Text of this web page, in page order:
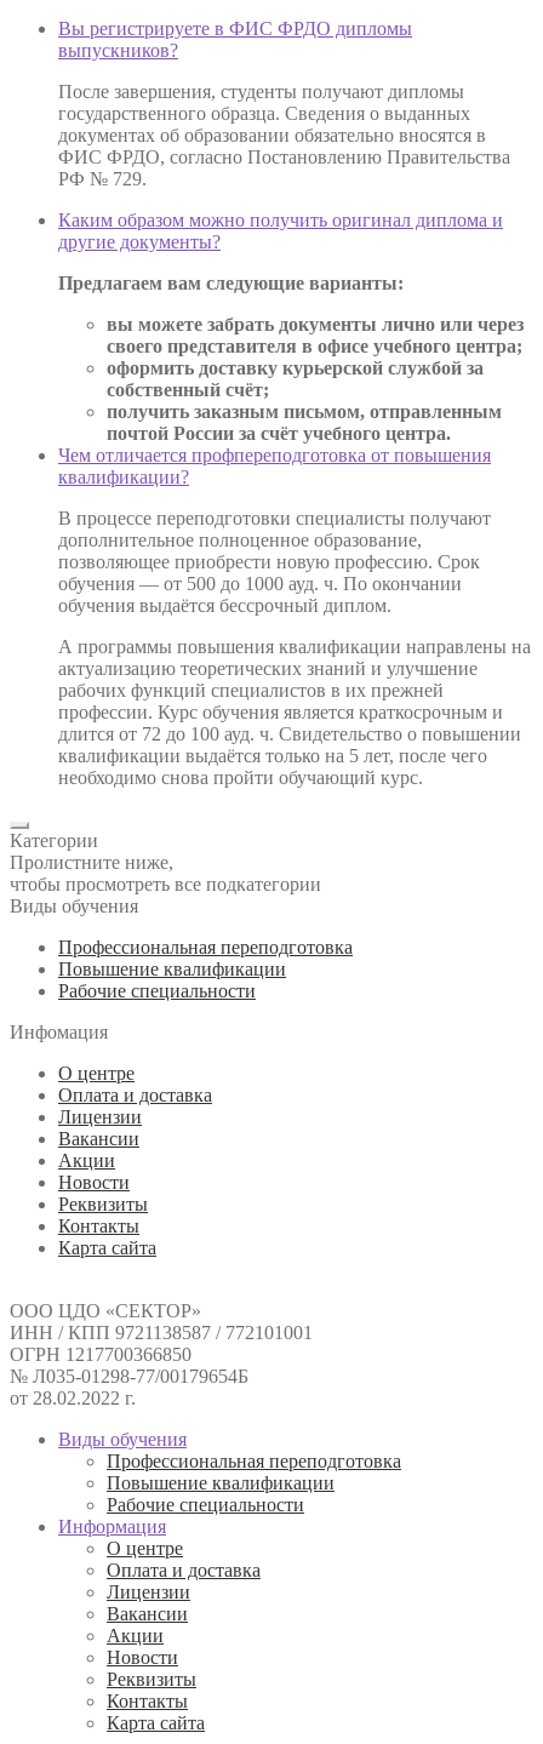
Вы регистрируете в ФИС ФРДО дипломы
выпускников?
После завершения, студенты получают дипломы
государственного образца. Сведения о выданных
документах об образовании обязательно вносятся в
ФИС ФРДО, согласно Постановлению Правительства
РФ № 729.
Каким образом можно получить оригинал диплома и
другие документы?
Предлагаем вам следующие варианты:
вы можете забрать документы лично или через
своего представителя в офисе учебного центра;
оформить доставку курьерской службой за
собственный счёт;
получить заказным письмом, отправленным
почтой России за счёт учебного центра.
Чем отличается профпереподготовка от повышения
квалификации?
В процессе переподготовки специалисты получают
дополнительное полноценное образование,
позволяющее приобрести новую профессию. Срок
обучения — от 500 до 1000 ауд. ч. По окончании
обучения выдаётся бессрочный диплом.
А программы повышения квалификации направлены на
актуализацию теоретических знаний и улучшение
рабочих функций специалистов в их прежней
профессии. Курс обучения является краткосрочным и
длится от 72 до 100 ауд. ч. Свидетельство о повышении
квалификации выдаётся только на 5 лет, после чего
необходимо снова пройти обучающий курс.
Категории
Пролистните ниже,
чтобы просмотреть все подкатегории
Виды обучения
Профессиональная переподготовка
Повышение квалификации
Рабочие специальности
Инфомация
О центре
Оплата и доставка
Лицензии
Вакансии
Акции
Новости
Реквизиты
Контакты
Карта сайта
ООО ЦДО «СЕКТОР»
ИНН / КПП 9721138587 / 772101001
ОГРН 1217700366850
№ Л035-01298-77/00179654Б
от 28.02.2022 г.
Виды обучения
Профессиональная переподготовка
Повышение квалификации
Рабочие специальности
Информация
О центре
Оплата и доставка
Лицензии
Вакансии
Акции
Новости
Реквизиты
Контакты
Карта сайта